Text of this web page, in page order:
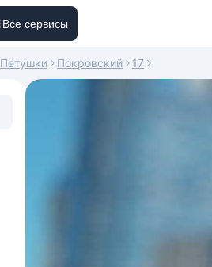
Все сервисы
Петушки Покровский 17